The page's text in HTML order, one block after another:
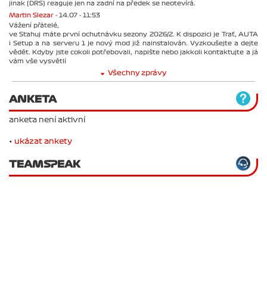
jinak (DRS) reaguje jen na zadní na předek se neotevírá.
Martin Slezar - 14.07 - 11:53
Vážení přátelé,
ve Stahuj máte první ochutnávku sezony 2026/2. K dispozici je Trať, AUTA
i Setup a na serveru 1 je nový mod již nainstalován. Vyzkoušejte a dejte
vědět. Kdyby jste cokoli potřebovali, napište nebo jakkoli kontaktujte a já
vám vše vysvětlí
Všechny zprávy
ANKETA
anketa není aktivní
• ukázat ankety
TEAMSPEAK